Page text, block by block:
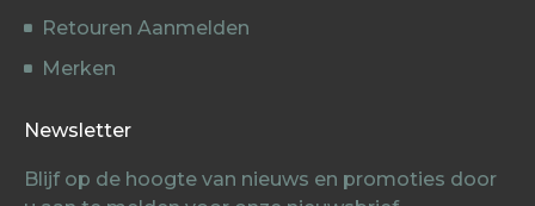
Retouren Aanmelden
Merken
Newsletter
Blijf op de hoogte van nieuws en promoties door